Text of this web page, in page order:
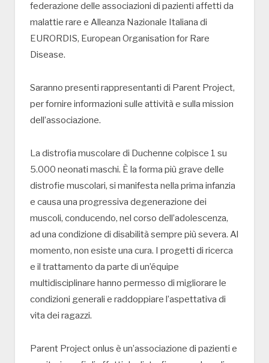
federazione delle associazioni di pazienti affetti da
malattie rare e Alleanza Nazionale Italiana di
EURORDIS, European Organisation for Rare
Disease.
Saranno presenti rappresentanti di Parent Project,
per fornire informazioni sulle attività e sulla mission
dell’associazione.
La distrofia muscolare di Duchenne colpisce 1 su
5.000 neonati maschi. È la forma più grave delle
distrofie muscolari, si manifesta nella prima infanzia
e causa una progressiva degenerazione dei
muscoli, conducendo, nel corso dell’adolescenza,
ad una condizione di disabilità sempre più severa. Al
momento, non esiste una cura. I progetti di ricerca
e il trattamento da parte di un’équipe
multidisciplinare hanno permesso di migliorare le
condizioni generali e raddoppiare l’aspettativa di
vita dei ragazzi.
Parent Project onlus è un’associazione di pazienti e